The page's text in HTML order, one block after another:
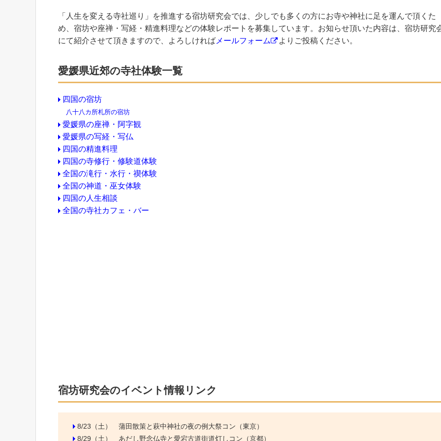
「人生を変える寺社巡り」を推進する宿坊研究会では、少しでも多くの方にお寺や神社に足を運んで頂くた
め、宿坊や座禅・写経・精進料理などの体験レポートを募集しています。お知らせ頂いた内容は、宿坊研究
にて紹介させて頂きますので、よろしければ メールフォーム よりご投稿ください。
愛媛県近郊の寺社体験一覧
四国の宿坊
八十八カ所札所の宿坊
愛媛県の座禅・阿字観
愛媛県の写経・写仏
四国の精進料理
四国の寺修行・修験道体験
全国の滝行・水行・禊体験
全国の神道・巫女体験
四国の人生相談
全国の寺社カフェ・バー
宿坊研究会のイベント情報リンク
8/23（土） 蒲田散策と萩中神社の夜の例大祭コン（東京）
8/29（土） あだし野念仏寺と愛宕古道街道灯しコン（京都）